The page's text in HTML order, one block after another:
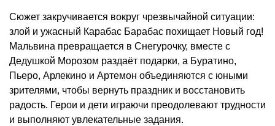
Сюжет закручивается вокруг чрезвычайной ситуации:
злой и ужасный Карабас Барабас похищает Новый год!
Мальвина превращается в Снегурочку, вместе с
Дедушкой Морозом раздаёт подарки, а Буратино,
Пьеро, Арлекино и Артемон объединяются с юными
зрителями, чтобы вернуть праздник и восстановить
радость. Герои и дети играючи преодолевают трудности
и выполняют увлекательные задания.